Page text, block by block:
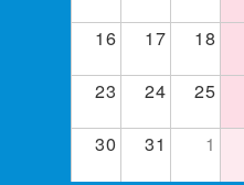
16
17 18
23
24 25
30
31 1